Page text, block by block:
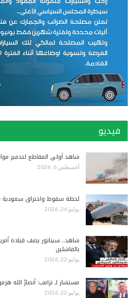
فيديو
شاهد أولى المقاطع لتدمير
أغسطس 6, 2026
لحظة سقوط واحتراق سعودية
يوليو 26, 2026
شاهد.. سيناتور يصف قيادة
بالفاشلين
يوليو 22, 2026
مستشار لـ ترامب: أنصارُ الله
يوليو 22, 2026